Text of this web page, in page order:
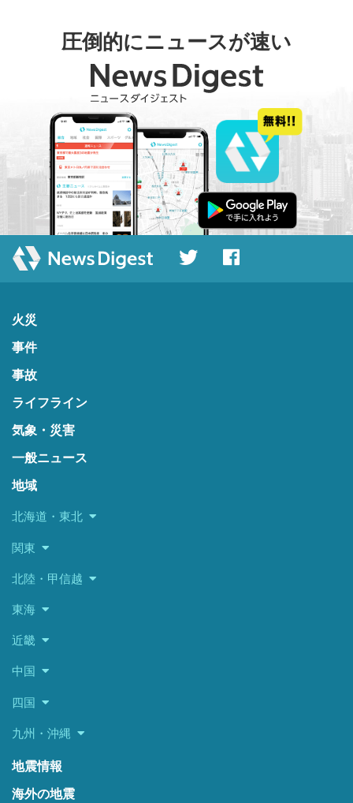
圧倒的にニュースが速い
火災
事件
事故
ライフライン
気象・災害
一般ニュース
地域
北海道・東北
関東
北陸・甲信越
東海
近畿
中国
四国
九州・沖縄
地震情報
海外の地震